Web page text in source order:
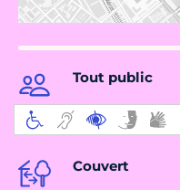
Tout public
Couvert